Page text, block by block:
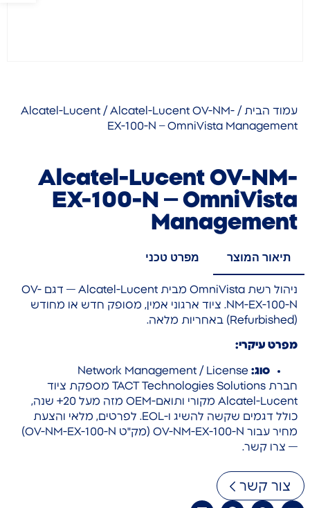
עמוד הבית /
Alcatel-Lucent / Alcatel-Lucent OV-NM-
EX-100-N – OmniVista Management
Alcatel-Lucent OV-NM-
EX-100-N – OmniVista
Management
תיאור המוצר מפרט טכני
ניהול רשת OmniVista מבית Alcatel-Lucent — דגם OV-
NM-EX-100-N. ציוד ארגוני אמין, מסופק חדש או מחודש
(Refurbished) באחריות מלאה.
מפרט עיקרי:
סוג:
חברת TACT Technologies Solutions מספקת ציוד
Alcatel-Lucent מקורי ותואם-OEM מזה מעל 20+ שנה,
כולל דגמים שקשה להשיג ו-EOL. לפרטים, מלאי והצעת
מחיר עבור OV-NM-EX-100-N (מק"ט OV-NM-EX-100-N)
— צרו קשר.
צור קשר